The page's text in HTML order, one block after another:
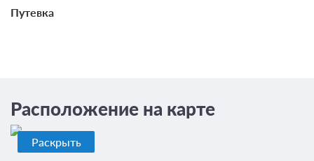
Путевка
Расположение на карте
Раскрыть